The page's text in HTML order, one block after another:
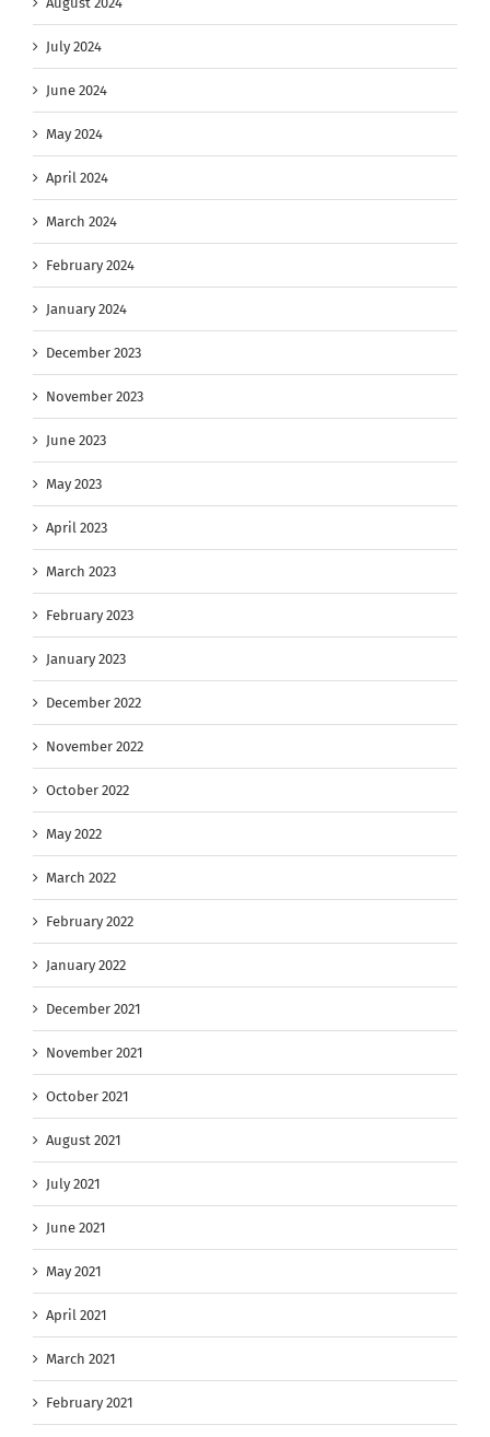
July 2024
June 2024
May 2024
April 2024
March 2024
February 2024
January 2024
December 2023
November 2023
June 2023
May 2023
April 2023
March 2023
February 2023
January 2023
December 2022
November 2022
October 2022
May 2022
March 2022
February 2022
January 2022
December 2021
November 2021
October 2021
August 2021
July 2021
June 2021
May 2021
April 2021
March 2021
February 2021